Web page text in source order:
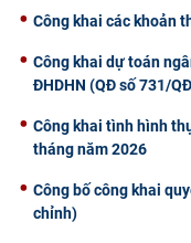
Công khai các khoản
Công khai dự toán
ĐHDHN (QĐ số 731/
Công khai tình hình
tháng năm 2026
Công bố công khai
chỉnh)